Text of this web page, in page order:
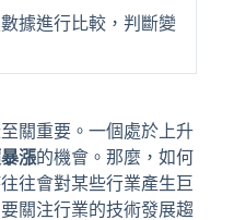
據進行比較，判斷變
關重要。一個處於上升
漲的機會。那麼，如何
往會對某些行業產生巨
關注行業的技術發展趨